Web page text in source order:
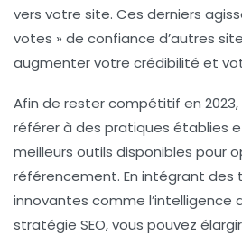
vers votre site. Ces derniers
votes » de confiance d’autres
augmenter votre crédibilité et
Afin de rester compétitif en
référer à des pratiques établies
meilleurs outils disponibles pour
référencement. En intégrant des
innovantes comme l’intelligence
stratégie SEO, vous pouvez